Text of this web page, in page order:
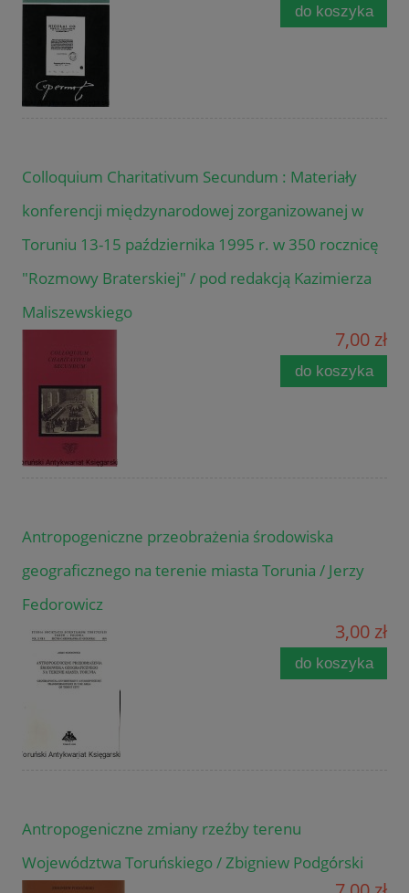
do koszyka
Colloquium Charitativum Secundum : Materiały
konferencji międzynarodowej zorganizowanej w
Toruniu 13-15 października 1995 r. w 350 rocznicę
"Rozmowy Braterskiej" / pod redakcją Kazimierza
Maliszewskiego
7,00 zł
do koszyka
Antropogeniczne przeobrażenia środowiska
geograficznego na terenie miasta Torunia / Jerzy
Fedorowicz
3,00 zł
do koszyka
Antropogeniczne zmiany rzeźby terenu
Województwa Toruńskiego / Zbigniew Podgórski